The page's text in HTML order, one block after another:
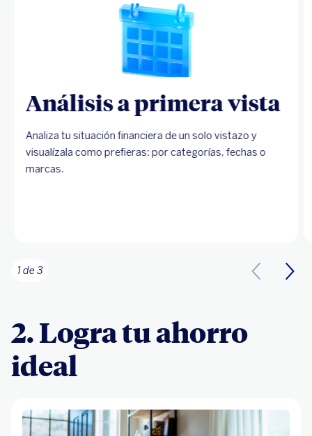
Análisis a primera vista
Analiza tu situación financiera de un solo vistazo y
visualízala como prefieras: por categorías, fechas o
marcas.
1 de 3
2. Logra tu ahorro
ideal